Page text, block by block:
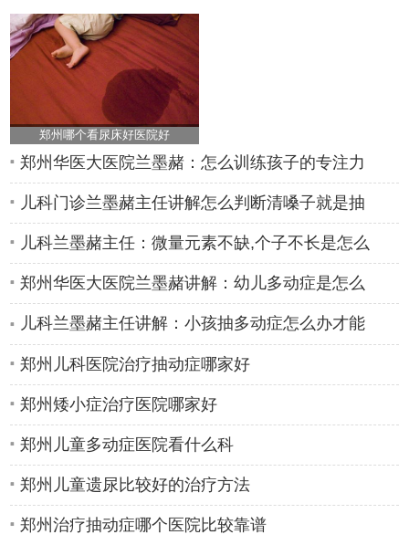
郑州哪个看尿床好医院好
郑州华医大医院兰墨赭：怎么训练孩子的专注力
儿科门诊兰墨赭主任讲解怎么判断清嗓子就是抽
儿科兰墨赭主任：微量元素不缺,个子不长是怎么
郑州华医大医院兰墨赭讲解：幼儿多动症是怎么
儿科兰墨赭主任讲解：小孩抽多动症怎么办才能
郑州儿科医院治疗抽动症哪家好
郑州矮小症治疗医院哪家好
郑州儿童多动症医院看什么科
郑州儿童遗尿比较好的治疗方法
郑州治疗抽动症哪个医院比较靠谱